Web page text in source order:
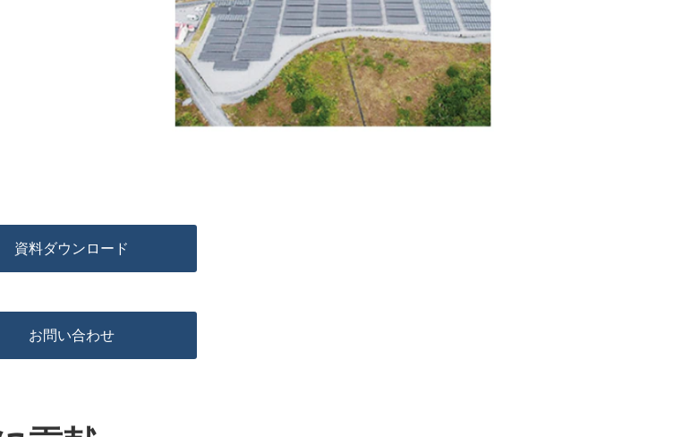
資料ダウンロード
お問い合わせ